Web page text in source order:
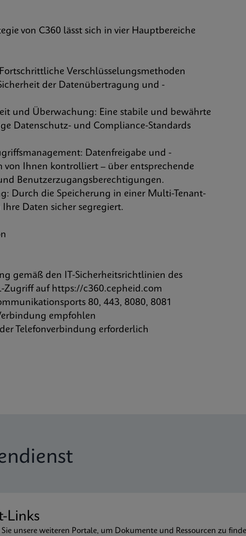
von C360 lässt sich in vier Hauptbereiche
Verschlüsselungsmethoden
der Datenübertragung und -
und Überwachung: Eine stabile und bewährte
Datenschutz- und Compliance-Standards
Datenfreigabe und -
von Ihnen kontrolliert – über entsprechende
Benutzerzugangsberechtigungen.
Durch die Speicherung in einer Multi-Tenant-
Daten sicher segregiert.
den IT-Sicherheitsrichtlinien des
Zugriff auf https://c360.cepheid.com
80, 443, 8080, 8081
empfohlen
Telefonverbindung erforderlich
Links
Sie unsere weiteren Portale, um Dokumente und Ressourcen zu